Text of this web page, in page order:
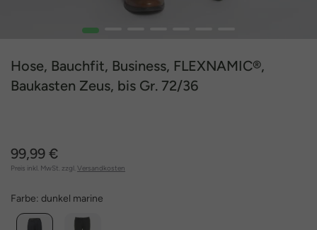
1
Hose, Bauchfit, Business, FLEXNAMIC®,
Baukasten Zeus, bis Gr. 72/36
99,99 €
Preis inkl. MwSt. zzgl. Versandkosten
Farbe: dunkel marine